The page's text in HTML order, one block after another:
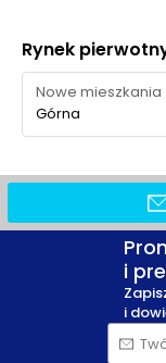
Rynek
Nowe mieszkania
Górna
i
i